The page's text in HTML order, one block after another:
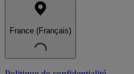
France (Français)